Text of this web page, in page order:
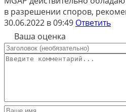
в разрешении споров,
30.06.2022 в 09:49 Ответить
Ваша оценка